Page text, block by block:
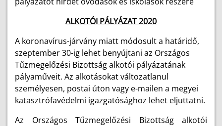
ALKOTÓI PÁLYÁZAT 2020
A koronavírus-járvány miatt módosult a határidő,
szeptember 30-ig lehet benyújtani az Országos
Tűzmegelőzési Bizottság alkotói pályázatának
pályaműveit. Az alkotásokat változatlanul
személyesen, postai úton vagy e-mailen a megyei
katasztrófavédelmi igazgatósághoz lehet eljuttatni.
Az Országos Tűzmegelőzési Bizottság alkotói